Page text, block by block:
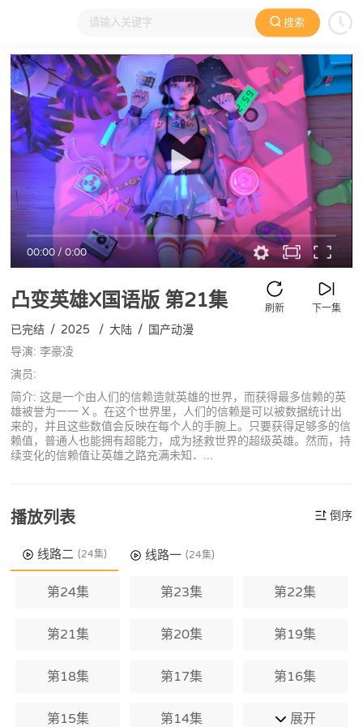
搜索
大家在看 日本动漫 国产动漫 欧美动漫 动漫电影
00:00/0:00
凸变英雄X国语版第21集 下一集
刷新
已完结 / 2025 / 大陆 / 国产动漫
导演: 李豪凌
演员:
简介: 这是一个由人们的信赖造就英雄的世界，而获得最多信赖的英
雄被誉为一一 X 。在这个世界里，人们的信赖是可以被数据统计出
来的，并且这些数值会反映在每个人的手腕上。只要获得足够多的信
赖值，普通人也能拥有超能力，成为拯救世界的超级英雄。然而，持
续变化的信赖值让英雄之路充满未知．...
播放列表 倒序
线路二 (24集) 线路一 (24集)
第24集 第23集 第22集
第21集 第20集 第19集
第18集 第17集 第16集
第15集 第14集 展开